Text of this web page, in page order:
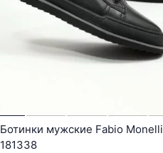
Ботинки мужские Fabio Monelli
181338